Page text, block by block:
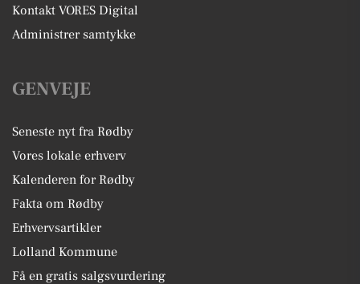
Kontakt VORES Digital
Administrer samtykke
GENVEJE
Seneste nyt fra Rødby
Vores lokale erhverv
Kalenderen for Rødby
Fakta om Rødby
Erhvervsartikler
Lolland Kommune
Få en gratis salgsvurdering